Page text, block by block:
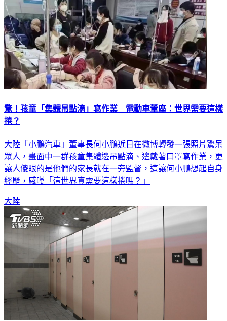
驚！孩童「集體吊點滴」寫作業 電動車董座：世界需要這樣
捲？
大陸「小鵬汽車」董事長何小鵬近日在微博轉發一張照片驚呆
眾人，畫面中一群孩童集體邊吊點滴、邊戴著口罩寫作業，更
讓人傻眼的是他們的家長就在一旁監督，這讓何小鵬想起自身
經歷，感嘆「這世界真需要這樣捲嗎？」
大陸